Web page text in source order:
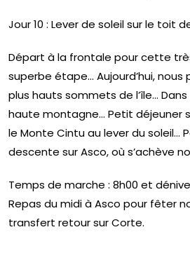
Jour 10 : Lever de soleil sur le toit
Départ à la frontale pour cette
superbe étape… Aujourd’hui,
plus hauts sommets de l’île…
haute montagne… Petit déjeuner
le Monte Cintu au lever du soleil…
descente sur Asco, où s’achève
Temps de marche : 8h00 et
Repas du midi à Asco pour fêter
transfert retour sur Corte.